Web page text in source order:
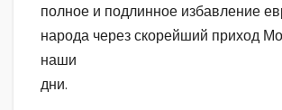
полное и подлинное избавление
народа через скорейший приход
наши
дни.